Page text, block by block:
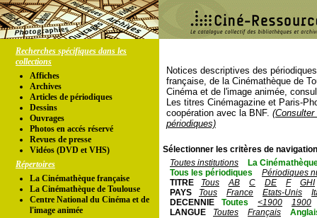
Recherches spécifiques dans les
collections
Affiches
Archives
Articles de périodiques
Dessins
Ouvrages
Photos en accés réservé
Revues de presse
Vidéos (DVD et VHS)
Répertoires
La Cinémathèque française
La Cinémathèque de Toulouse
Centre National du Cinéma et de
l'image animée
Notices descriptives des
française, de la Cinémathèque de
Cinéma et de l'image animée,
Les titres Cinémagazine et Paris-
coopération avec la BNF.
périodiques)
Sélectionner les critères de
Toutes institutions
La
Tous les périodiques
Périodiques
TITRE
Tous AB C DE F
GHI
PAYS
Tous France Etats-Unis
DECENNIE
Toutes <1900
1900
LANGUE
Toutes Français